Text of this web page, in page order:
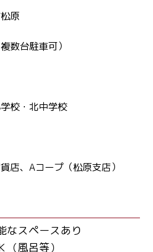
原
数台駐車可）
校・北中学校
店、Aコープ（松原支店）
なスペースあり
風呂等）